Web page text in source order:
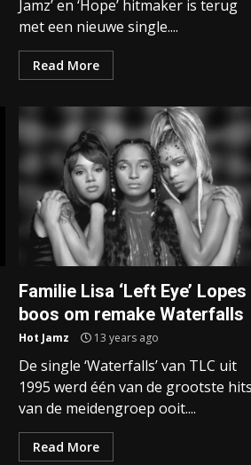
Jamz’ en ‘Hope’ hitmaker is terug
met een nieuwe single....
Read More
Familie Lisa ‘Left Eye’ Lopes
boos om remake Waterfalls
Hot Jamz 13 years ago
De single ‘Waterfalls’ van TLC uit
1995 werd één van de grootste
van de meidengroep ooit....
Read More